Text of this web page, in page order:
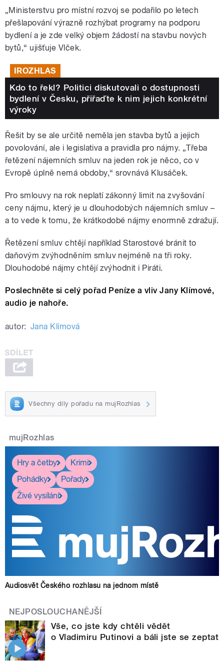
„Ministerstvu pro místní rozvoj se podařilo po letech
přešlapování výrazně rozhýbat programy na podporu
bydlení a je zde velký objem žádostí na stavbu nových
bytů,“ ujišťuje Vlček.
IROZHLAS
Kdo to řekl? Politici diskutovali o dostupnosti
bydlení v Česku, přiřaďte k nim jejich konkrétní
výroky
Řešit by se ale určitě neměla jen stavba bytů a jejich
povolování, ale i legislativa a pravidla pro nájmy. „Třeba
řetězení nájemních smluv na jeden rok je něco, co v
Evropě úplně nemá obdoby,“ srovnává Klusáček.
Pro smlouvy na rok neplatí zákonný limit na zvyšování
ceny nájmu, který je u dlouhodobých nájemních smluv –
a to vede k tomu, že krátkodobé nájmy enormně zdražují.
Řetězení smluv chtějí například Starostové bránit to
daňovým zvýhodněním smluv nejméně na tři roky.
Dlouhodobé nájmy chtějí zvýhodnit i Piráti.
Poslechněte si celý pořad Peníze a vliv Jany Klímové,
audio je nahoře.
autor: Jana Klímová
Všechny díly pořadu na mujRozhlas
mujRozhlas
Hry a četby
Krimi
Pohádky
Pořady
Živé vysílání
Audiosvět Českého rozhlasu na jednom místě
NEJPOSLOUCHANĚJŠÍ
Vše, co jste kdy chtěli vědět
o Vladimiru Putinovi a báli jste se zeptat